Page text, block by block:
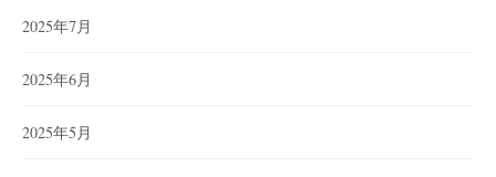
2025年7月
2025年6月
2025年5月